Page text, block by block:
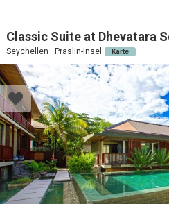
Classic Suite at Dhevatara
Seychellen · Praslin-Insel Karte